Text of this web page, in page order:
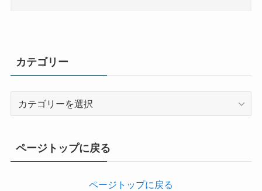
カテゴリー
ページトップに戻る
ページトップに戻る